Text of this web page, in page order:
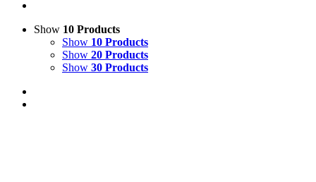
Show 10 Products
Show 10 Products
Show 20 Products
Show 30 Products